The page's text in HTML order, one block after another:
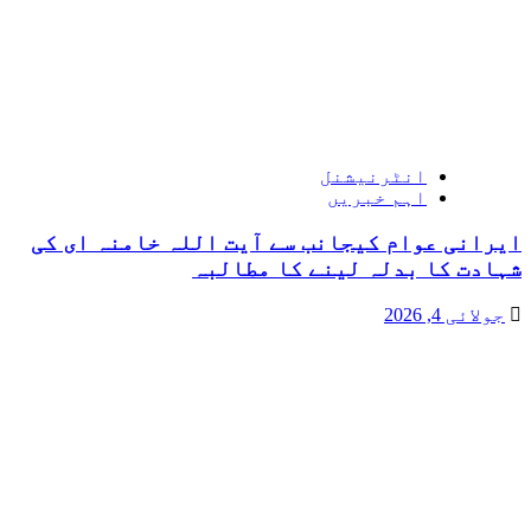
انٹرنیشنل
اہم خبریں
ایرانی عوام کیجانب سے آیت اللہ خامنہ ای کی
شہادت کا بدلہ لینے کا مطالبہ
جولائی 4, 2026